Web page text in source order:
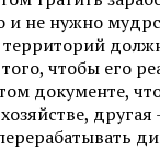
и не нужно
чтобы его
документе,